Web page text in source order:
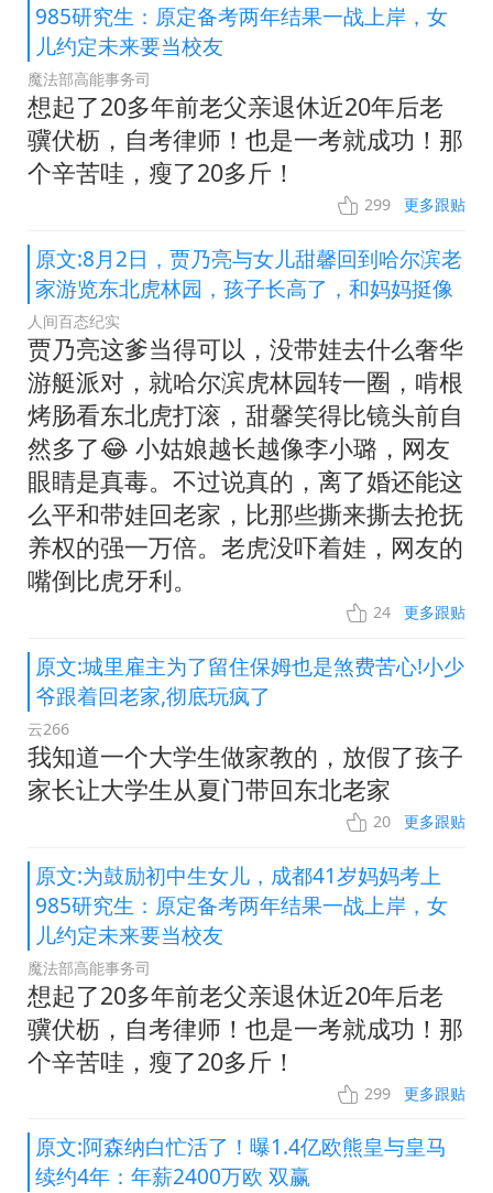
985研究生：原定备考两年结果一战上岸，女
儿约定未来要当校友
魔法部高能事务司
想起了20多年前老父亲退休近20年后老
骥伏枥，自考律师！也是一考就成功！那
个辛苦哇，瘦了20多斤！
299 更多跟贴
原文:8月2日，贾乃亮与女儿甜馨回到哈尔滨老
家游览东北虎林园，孩子长高了，和妈妈挺像
人间百态纪实
贾乃亮这爹当得可以，没带娃去什么奢华
游艇派对，就哈尔滨虎林园转一圈，啃根
烤肠看东北虎打滚，甜馨笑得比镜头前自
然多了😂 小姑娘越长越像李小璐，网友
眼睛是真毒。不过说真的，离了婚还能这
么平和带娃回老家，比那些撕来撕去抢抚
养权的强一万倍。老虎没吓着娃，网友的
嘴倒比虎牙利。
24 更多跟贴
原文:城里雇主为了留住保姆也是煞费苦心!小少
爷跟着回老家,彻底玩疯了
云266
我知道一个大学生做家教的，放假了孩子
家长让大学生从夏门带回东北老家
20 更多跟贴
原文:为鼓励初中生女儿，成都41岁妈妈考上
985研究生：原定备考两年结果一战上岸，女
儿约定未来要当校友
魔法部高能事务司
想起了20多年前老父亲退休近20年后老
骥伏枥，自考律师！也是一考就成功！那
个辛苦哇，瘦了20多斤！
299 更多跟贴
原文:阿森纳白忙活了！曝1.4亿欧熊皇与皇马
续约4年：年薪2400万欧 双赢